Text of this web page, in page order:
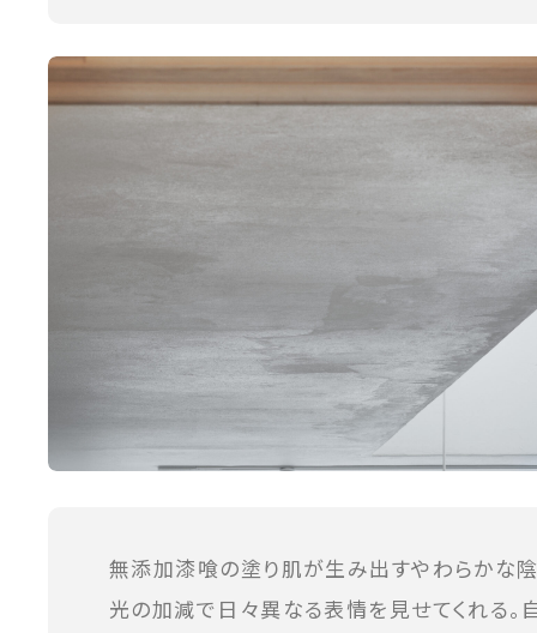
無添加漆喰の塗り肌が生み出すやわらかな
光の加減で日々異なる表情を見せてくれる。